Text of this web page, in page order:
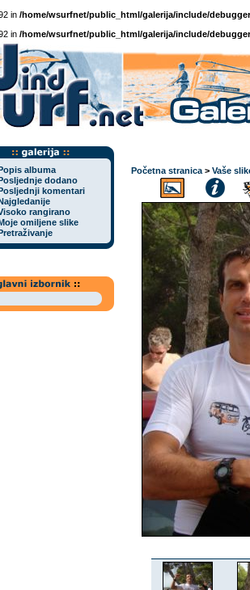
in /home/wsurfnet/public_html/galerija/include/
in /home/wsurfnet/public_html/galerija/include/
albuma
dodano
komentari
rangirano
omiljene slike
Početna stranica > Vaše